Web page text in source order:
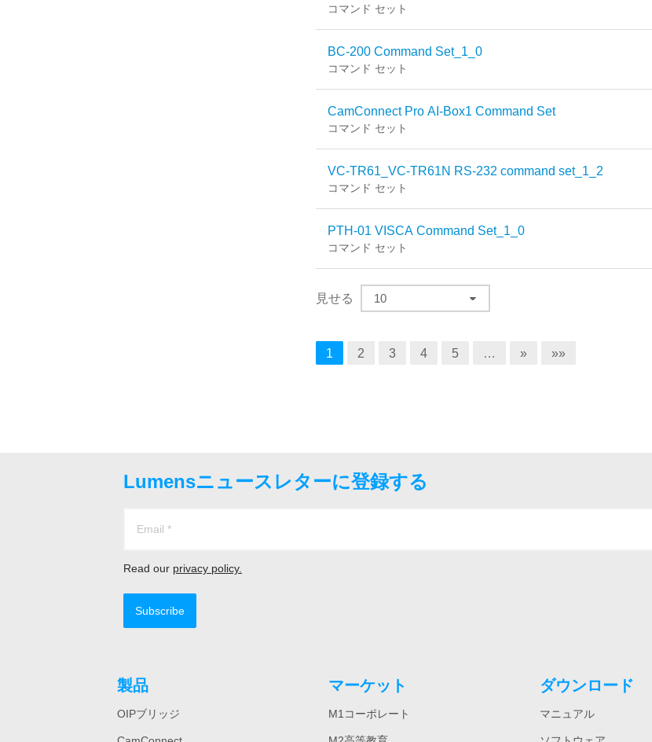
コマンド セット
BC-200 Command Set_1_0
コマンド セット
CamConnect Pro AI-Box1 Command Set
コマンド セット
VC-TR61_VC-TR61N RS-232 command set_1_2
コマンド セット
PTH-01 VISCA Command Set_1_0
コマンド セット
見せる
1 2 3 4 5 » »»
Lumensニュースレターに登録する
Read our privacy policy.
Subscribe
製品
OIPブリッジ
マーケット
M1コーポレート
ダウンロード
マニュアル